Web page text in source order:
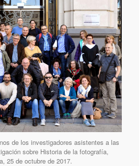
de los investigadores asistentes a las
sobre Historia de la fotografía,
25 de octubre de 2017.